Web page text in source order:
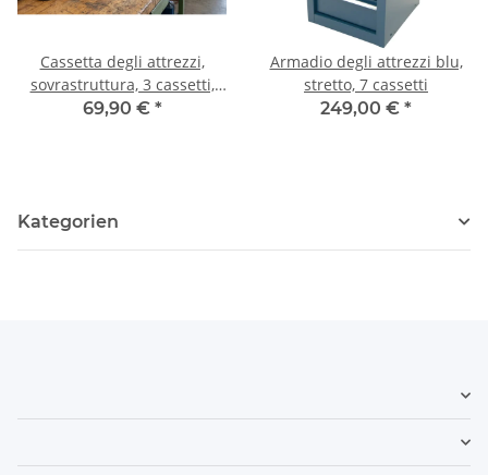
Cassetta degli attrezzi,
sovrastruttura, 3 cassetti,
blu
69,90 € *
Armadio degli attrezzi blu,
stretto, 7 cassetti
249,00 € *
Kategorien